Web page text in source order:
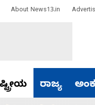
About News13.in
ರಾಜ್ಯ